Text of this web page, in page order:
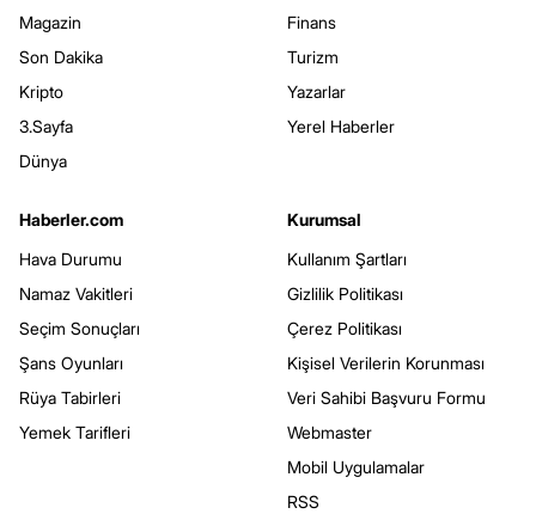
Magazin
Son Dakika
Kripto
3.Sayfa
Dünya
Finans
Turizm
Yazarlar
Yerel Haberler
Haberler.com
Hava Durumu
Namaz Vakitleri
Seçim Sonuçları
Şans Oyunları
Rüya Tabirleri
Yemek Tarifleri
Kurumsal
Kullanım Şartları
Gizlilik Politikası
Çerez Politikası
Kişisel Verilerin Korunması
Veri Sahibi Başvuru Formu
Webmaster
Mobil Uygulamalar
RSS